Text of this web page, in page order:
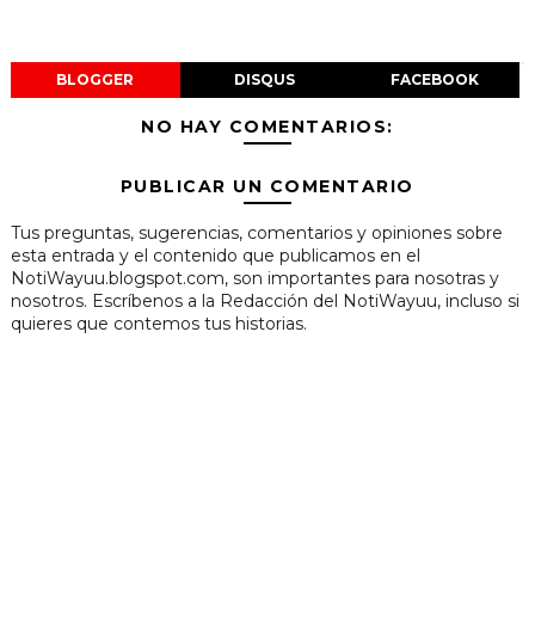
BLOGGER DISQUS FACEBOOK
NO HAY COMENTARIOS:
PUBLICAR UN COMENTARIO
Tus preguntas, sugerencias, comentarios y opiniones sobre
esta entrada y el contenido que publicamos en el
NotiWayuu.blogspot.com, son importantes para nosotras y
nosotros. Escríbenos a la Redacción del NotiWayuu, incluso si
quieres que contemos tus historias.